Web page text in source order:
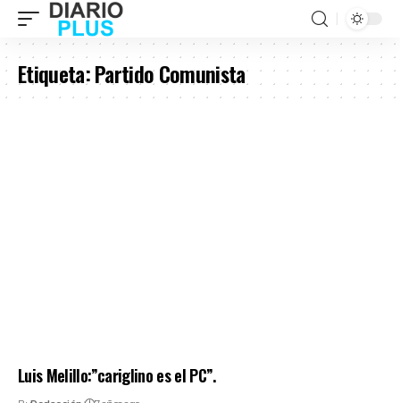
Etiqueta:Partido Comunista
Luis Melillo:”cariglino es el PC”.